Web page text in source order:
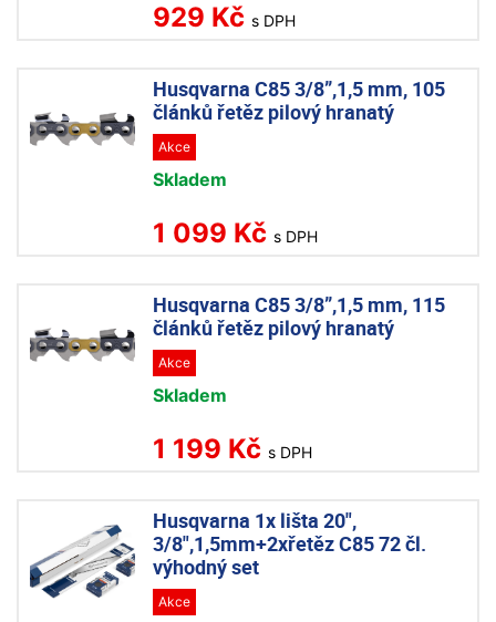
929 Kč s DPH
Husqvarna C85 3/8”,1,5 mm, 105
článků řetěz pilový hranatý
Akce
Skladem
1 099 Kč s DPH
Husqvarna C85 3/8”,1,5 mm, 115
článků řetěz pilový hranatý
Akce
Skladem
1 199 Kč s DPH
Husqvarna 1x lišta 20",
3/8",1,5mm+2xřetěz C85 72 čl.
výhodný set
Akce